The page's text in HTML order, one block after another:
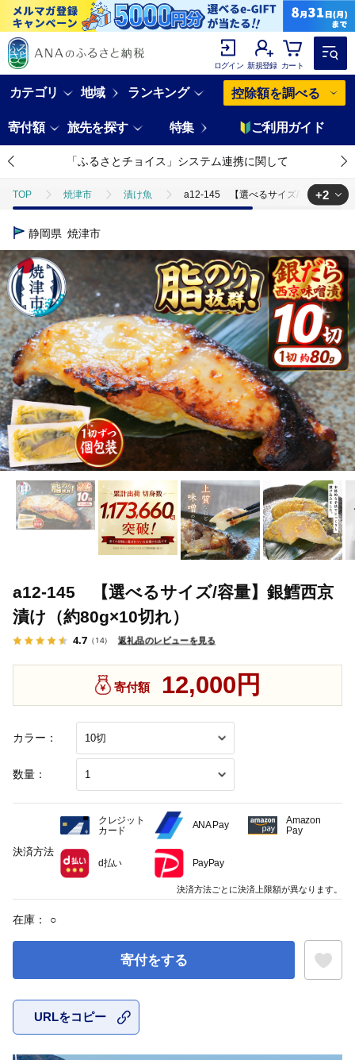
ログイン 新規登録 カート
カテゴリ 地域 ランキング 控除額を調べる
寄付額 旅先を探す 特集 ご利用ガイド
「ふるさとチョイス」システム連携に関して
TOP 焼津市 漬け魚 a12-145 【選べるサイズ/容量】銀鱈
TOP
TOP 惣菜・レトルト a12-145 【選べるサイズ/
+2
静岡県 焼津市
a12-145 【選べるサイズ/容量】銀鱈西京
漬け（約80g×10切れ）
4.7 （14） 返礼品のレビューを見る
カラー：
数量：
寄付額 12,000円
在庫： ○
寄付をする
URLをコピー
決済方法
クレジット
カード
ANA Pay
Amazon
Pay
d払い PayPay
決済方法ごとに決済上限額が異なります。